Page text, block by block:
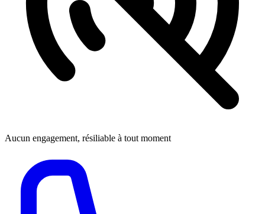
Aucun engagement, résiliable à tout moment